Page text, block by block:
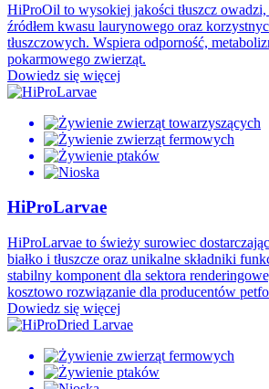
HiProOil to wysokiej jakości tłuszcz
źródłem kwasu laurynowego oraz
tłuszczowych. Wspiera odporność,
pokarmowego zwierząt.
Dowiedz się więcej
HiProLarvae
HiProLarvae to świeży surowiec
białko i tłuszcze oraz unikalne składniki
stabilny komponent dla sektora
kosztowo rozwiązanie dla producentów
Dowiedz się więcej